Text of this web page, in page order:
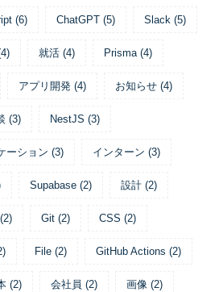
(6) ChatGPT (5) Slack (5)
4) 就活 (4) Prisma (4)
アプリ開発 (4) お知らせ (4)
(3) NestJS (3)
ーション (3) インターン (3)
Supabase (2) 設計 (2)
(2) Git (2) CSS (2)
) File (2) GitHub Actions (2)
(2) 会社員 (2) 画像 (2)